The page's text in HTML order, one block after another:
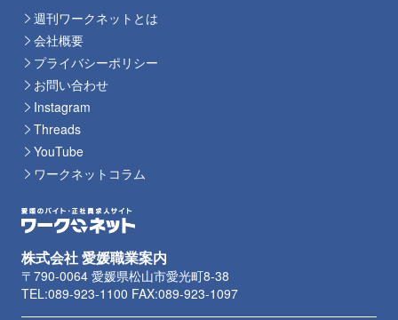
週刊ワークネットとは
会社概要
プライバシーポリシー
お問い合わせ
Instagram
Threads
YouTube
ワークネットコラム
株式会社 愛媛職業案内
〒790-0064 愛媛県松山市愛光町8-38
TEL:089-923-1100 FAX:089-923-1097